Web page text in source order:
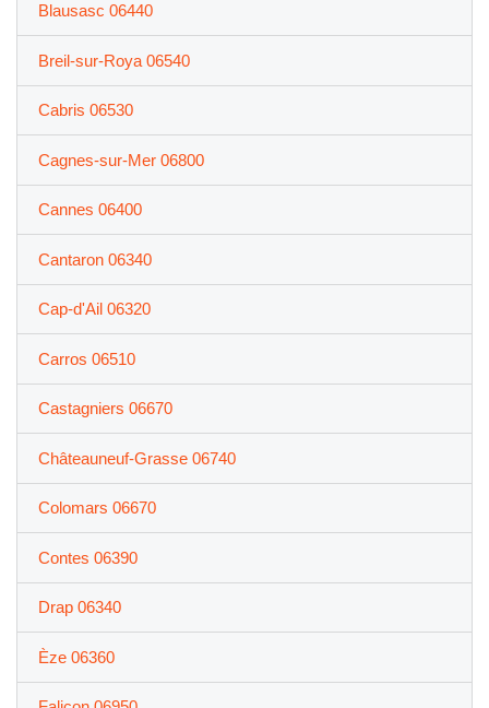
Blausasc 06440
Breil-sur-Roya 06540
Cabris 06530
Cagnes-sur-Mer 06800
Cannes 06400
Cantaron 06340
Cap-d'Ail 06320
Carros 06510
Castagniers 06670
Châteauneuf-Grasse 06740
Colomars 06670
Contes 06390
Drap 06340
Èze 06360